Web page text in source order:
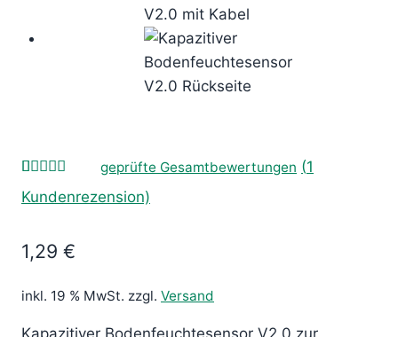
Bewertet
mit5.00
auf
1
Kundenbewertung
geprüfte Gesamtbewertungen (1
Kundenrezension)
1,29 €
inkl. 19 % MwSt. zzgl. Versand
Kapazitiver Bodenfeuchtesensor V2.0 zur